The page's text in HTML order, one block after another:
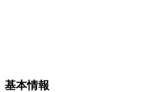
基本情報